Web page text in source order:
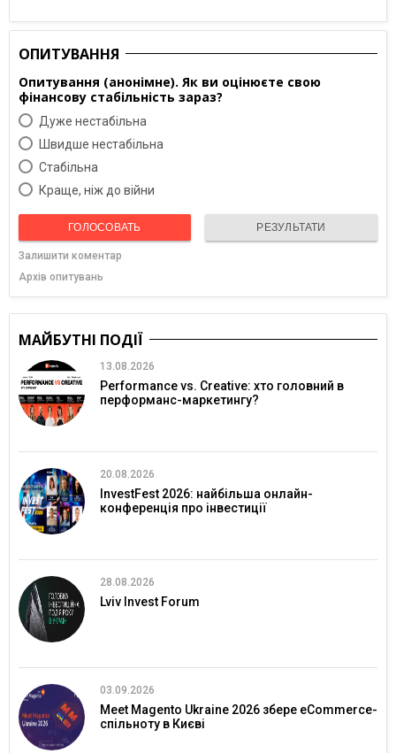
ОПИТУВАННЯ
Опитування (анонімне). Як ви оцінюєте свою
фінансову стабільність зараз?
Дуже нестабільна
Швидше нестабільна
Cтабільна
Краще, ніж до війни
ГОЛОСОВАТЬ РЕЗУЛЬТАТИ
Залишити коментар
Архів опитувань
МАЙБУТНІ ПОДІЇ
13.08.2026
Performance vs. Creative: хто головний в
перформанс-маркетингу?
20.08.2026
InvestFest 2026: найбільша онлайн-
конференція про інвестиції
28.08.2026
Lviv Invest Forum
03.09.2026
Meet Magento Ukraine 2026 збере eCommerce-
спільноту в Києві